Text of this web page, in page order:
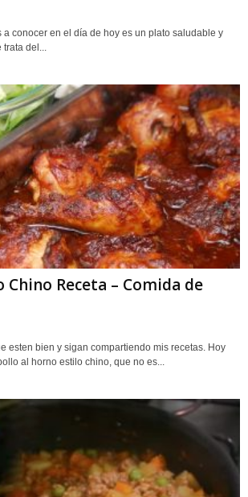
a conocer en el día de hoy es un plato saludable y
trata del...
Receta – Comida de
esten bien y sigan compartiendo mis recetas. Hoy
al horno estilo chino, que no es...